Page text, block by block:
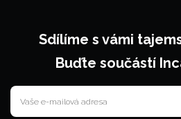
Sdílíme s vámi
Buďte součástí